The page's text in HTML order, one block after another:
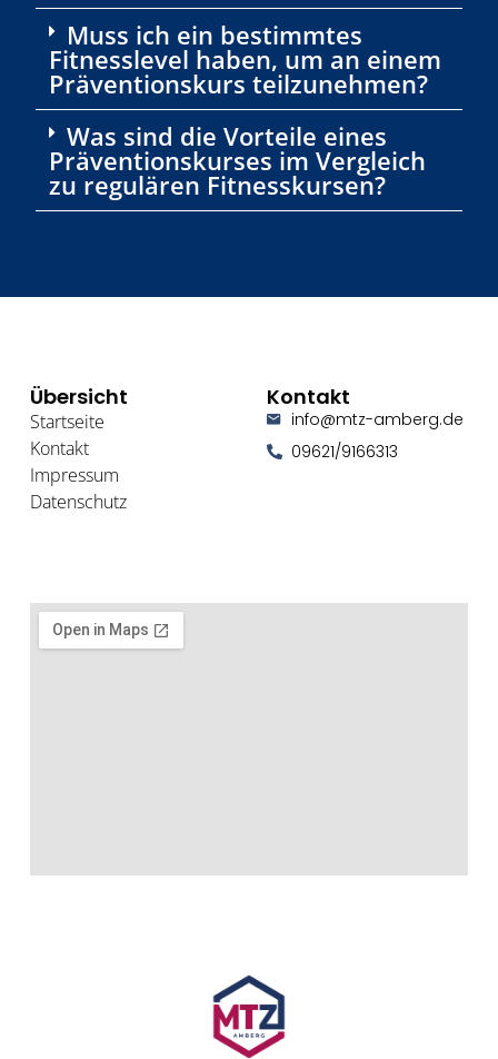
Muss ich ein bestimmtes
Fitnesslevel haben, um an einem
Präventionskurs teilzunehmen?
Was sind die Vorteile eines
Präventionskurses im Vergleich
zu regulären Fitnesskursen?
Übersicht
Startseite
Kontakt
Impressum
Datenschutz
Kontakt
info@mtz-amberg.de
09621/9166313